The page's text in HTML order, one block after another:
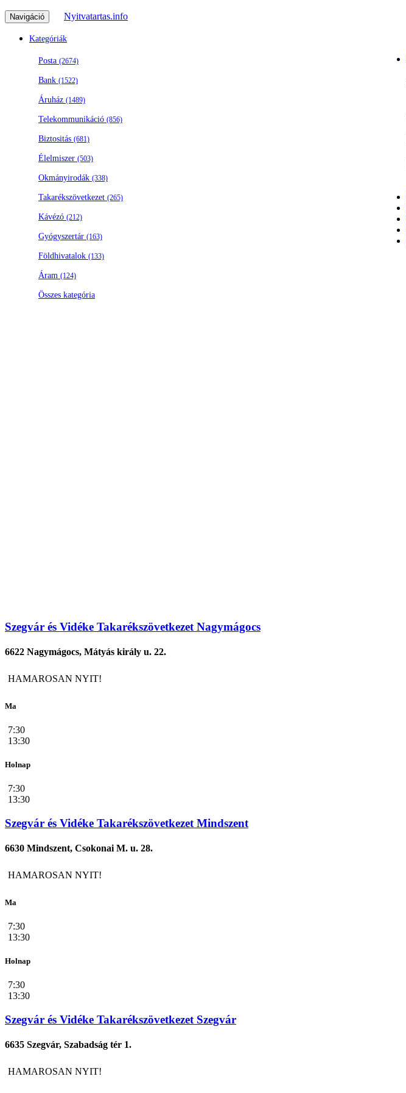
Navigáció Nyitvatartas.info
Kategóriák
Posta (2674)
Bank (1522)
Áruház (1489)
Telekommunikáció (856)
Biztositás (681)
Élelmiszer (503)
Okmányirodák (338)
Takarékszövetkezet (265)
Kávézó (212)
Gyógyszertár (163)
Földhivatalok (133)
Áram (124)
Összes kategória
Szegvár és Vidéke Takarékszövetkezet Nagymágocs
6622 Nagymágocs, Mátyás király u. 22.
HAMAROSAN NYIT!
Ma
7:30
13:30
Holnap
7:30
13:30
Szegvár és Vidéke Takarékszövetkezet Mindszent
6630 Mindszent, Csokonai M. u. 28.
HAMAROSAN NYIT!
Ma
7:30
13:30
Holnap
7:30
13:30
Szegvár és Vidéke Takarékszövetkezet Szegvár
6635 Szegvár, Szabadság tér 1.
HAMAROSAN NYIT!